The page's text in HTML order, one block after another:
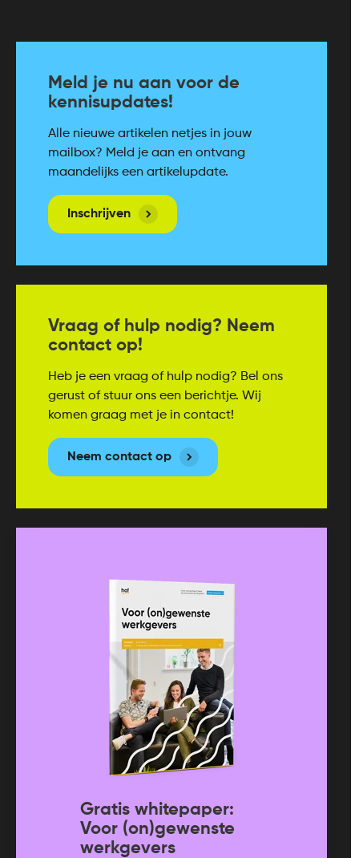
Meld je nu aan voor de
kennisupdates!
Alle nieuwe artikelen netjes in jouw
mailbox? Meld je aan en ontvang
maandelijks een artikelupdate.
Inschrijven
Vraag of hulp nodig? Neem
contact op!
Heb je een vraag of hulp nodig? Bel ons
gerust of stuur ons een berichtje. Wij
komen graag met je in contact!
Neem contact op
Gratis whitepaper:
Voor (on)gewenste
werkgevers